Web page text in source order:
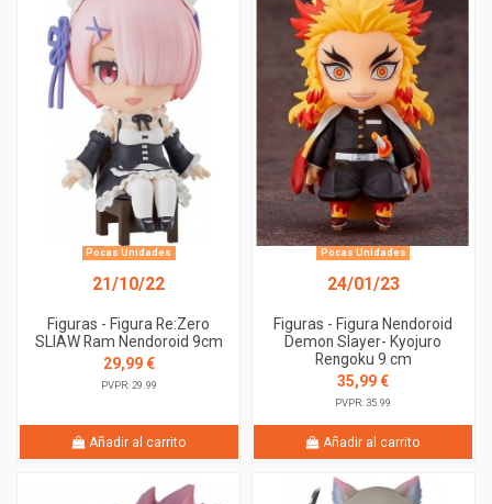
Pocas Unidades
21/10/22
Figuras - Figura Re:Zero
SLIAW Ram Nendoroid 9cm
29,99 €
PVPR: 29.99
Añadir al carrito
Pocas Unidades
24/01/23
Figuras - Figura Nendoroid
Demon Slayer- Kyojuro
Rengoku 9 cm
35,99 €
PVPR: 35.99
Añadir al carrito